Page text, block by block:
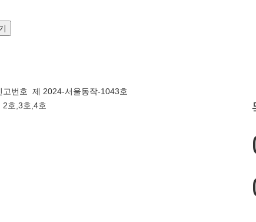
고번호 제 2024-서울동작-1043호
호,3호,4호